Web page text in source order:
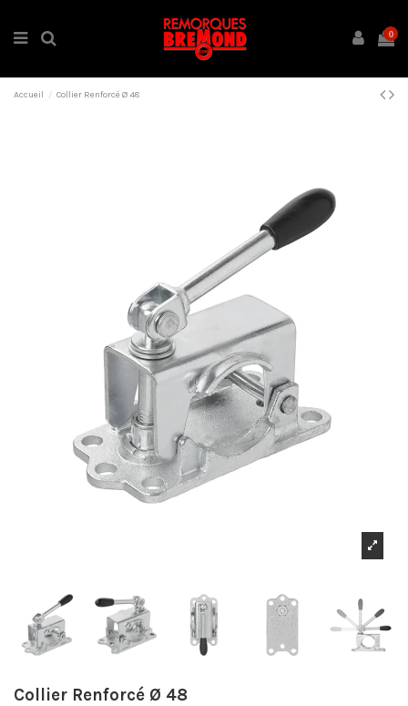
0
Accueil Collier Renforcé Ø 48
Collier Renforcé Ø 48